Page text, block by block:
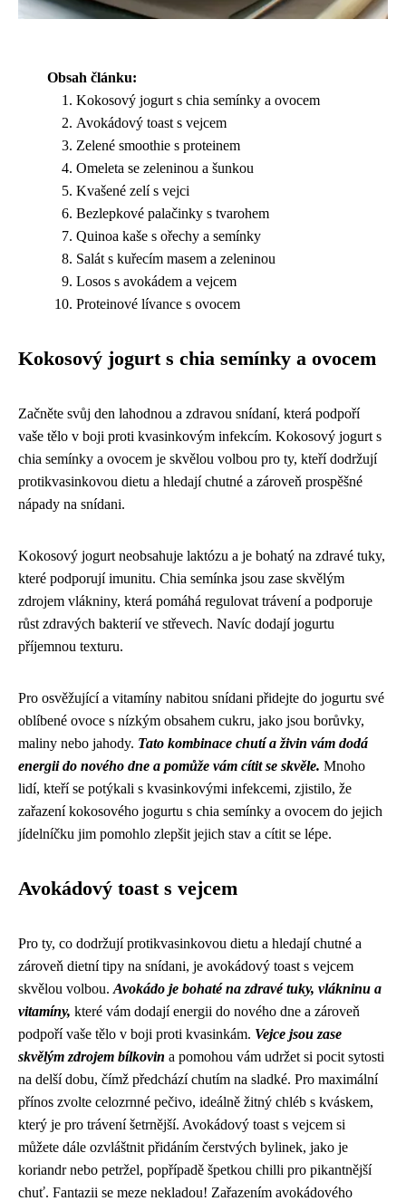
Obsah článku:
Kokosový jogurt s chia semínky a ovocem
Avokádový toast s vejcem
Zelené smoothie s proteinem
Omeleta se zeleninou a šunkou
Kvašené zelí s vejci
Bezlepkové palačinky s tvarohem
Quinoa kaše s ořechy a semínky
Salát s kuřecím masem a zeleninou
Losos s avokádem a vejcem
Proteinové lívance s ovocem
Kokosový jogurt s chia semínky a ovocem
Začněte svůj den lahodnou a zdravou snídaní, která podpoří
vaše tělo v boji proti kvasinkovým infekcím. Kokosový jogurt s
chia semínky a ovocem je skvělou volbou pro ty, kteří dodržují
protikvasinkovou dietu a hledají chutné a zároveň prospěšné
nápady na snídani.
Kokosový jogurt neobsahuje laktózu a je bohatý na zdravé tuky,
které podporují imunitu. Chia semínka jsou zase skvělým
zdrojem vlákniny, která pomáhá regulovat trávení a podporuje
růst zdravých bakterií ve střevech. Navíc dodají jogurtu
příjemnou texturu.
Pro osvěžující a vitamíny nabitou snídani přidejte do jogurtu své
oblíbené ovoce s nízkým obsahem cukru, jako jsou borůvky,
maliny nebo jahody. Tato kombinace chutí a živin vám dodá
energii do nového dne a pomůže vám cítit se skvěle. Mnoho
lidí, kteří se potýkali s kvasinkovými infekcemi, zjistilo, že
zařazení kokosového jogurtu s chia semínky a ovocem do jejich
jídelníčku jim pomohlo zlepšit jejich stav a cítit se lépe.
Avokádový toast s vejcem
Pro ty, co dodržují protikvasinkovou dietu a hledají chutné a
zároveň dietní tipy na snídani, je avokádový toast s vejcem
skvělou volbou. Avokádo je bohaté na zdravé tuky, vlákninu a
vitamíny, které vám dodají energii do nového dne a zároveň
podpoří vaše tělo v boji proti kvasinkám. Vejce jsou zase
skvělým zdrojem bílkovin a pomohou vám udržet si pocit sytosti
na delší dobu, čímž předchází chutím na sladké. Pro maximální
přínos zvolte celozrnné pečivo, ideálně žitný chléb s kváskem,
který je pro trávení šetrnější. Avokádový toast s vejcem si
můžete dále ozvláštnit přidáním čerstvých bylinek, jako je
koriandr nebo petržel, popřípadě špetkou chilli pro pikantnější
chuť. Fantazii se meze nekladou! Zařazením avokádového